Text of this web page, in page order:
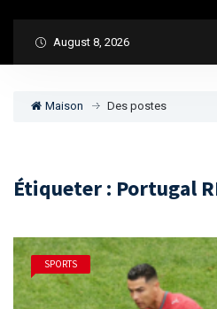
August 8, 2026
Maison Des postes
Étiqueter : Portugal
SPORTS